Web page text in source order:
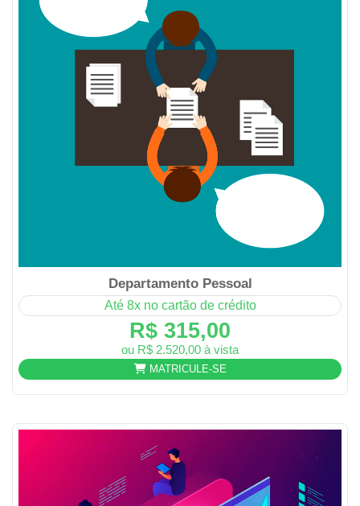
Departamento Pessoal
Até 8x no cartão de crédito
R$ 315,00
ou R$ 2.520,00 à vista
MATRICULE-SE